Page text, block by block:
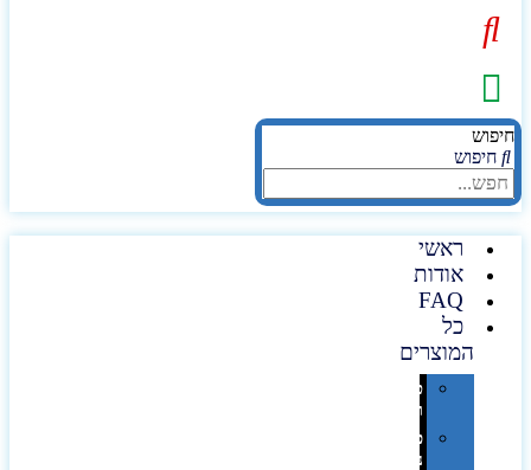
חיפוש
ראשי
אודות
FAQ
כל
המוצרים
טכנולוגיה
וגאדג'טים
פנאי,
נופש